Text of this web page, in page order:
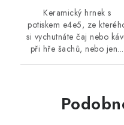
Keramický hrnek s
potiskem e4e5, ze
si vychutnáte čaj nebo
při hře šachů, nebo jen...